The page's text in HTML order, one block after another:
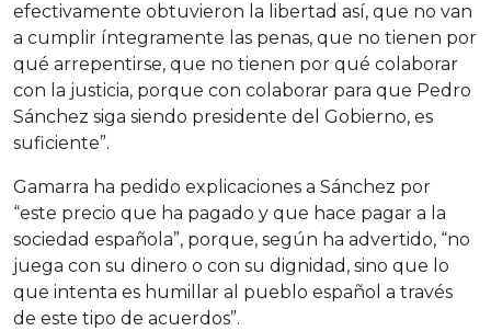
efectivamente obtuvieron la libertad así, que no van
a cumplir íntegramente las penas, que no tienen por
qué arrepentirse, que no tienen por qué colaborar
con la justicia, porque con colaborar para que Pedro
Sánchez siga siendo presidente del Gobierno, es
suficiente”.
Gamarra ha pedido explicaciones a Sánchez por
“este precio que ha pagado y que hace pagar a la
sociedad española”, porque, según ha advertido, “no
juega con su dinero o con su dignidad, sino que lo
que intenta es humillar al pueblo español a través
de este tipo de acuerdos”.